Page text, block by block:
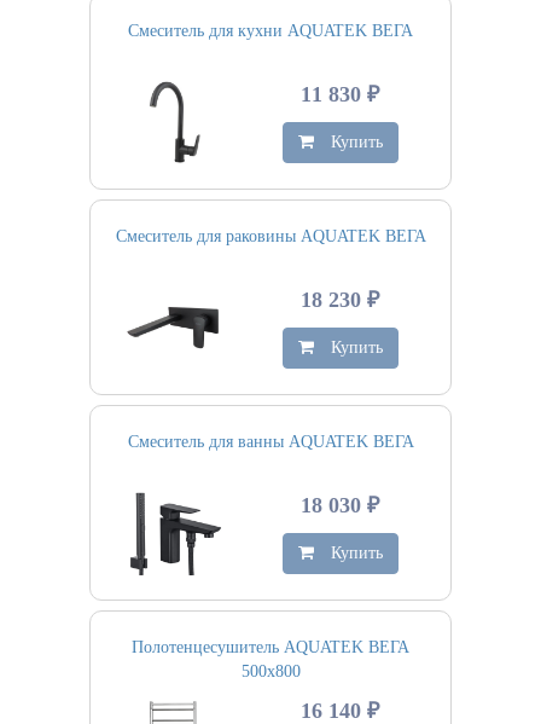
Смеситель для кухни AQUATEK ВЕГА
11 830 ₽
Купить
Смеситель для раковины AQUATEK ВЕГА
18 230 ₽
Купить
Смеситель для ванны AQUATEK ВЕГА
18 030 ₽
Купить
Полотенцесушитель AQUATEK ВЕГА
500х800
16 140 ₽